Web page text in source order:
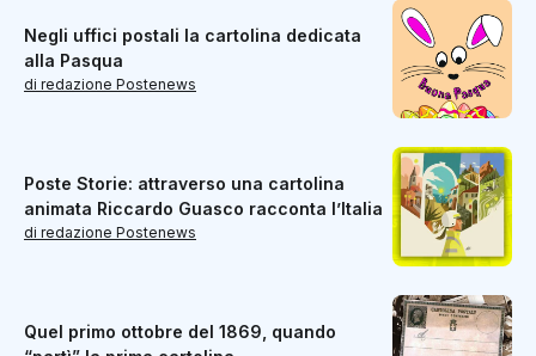
Negli uffici postali la cartolina dedicata
alla Pasqua
di redazione Postenews
Poste Storie: attraverso una cartolina
animata Riccardo Guasco racconta l’Italia
di redazione Postenews
Quel primo ottobre del 1869, quando